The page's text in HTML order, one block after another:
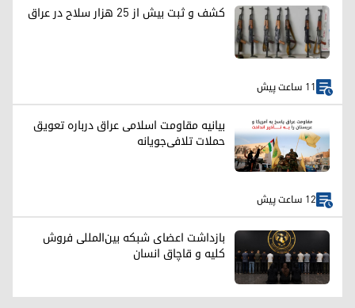
کشف و ثبت بیش از ۲۵ هزار سلاح در عراق
11 ساعت پیش
بیانیه مقاومت اسلامی عراق درباره تعویق
حملات تلافی‌جویانه
12 ساعت پیش
بازداشت اعضای شبکه بین‌المللی فروش
کلیه و قاچاق انسان